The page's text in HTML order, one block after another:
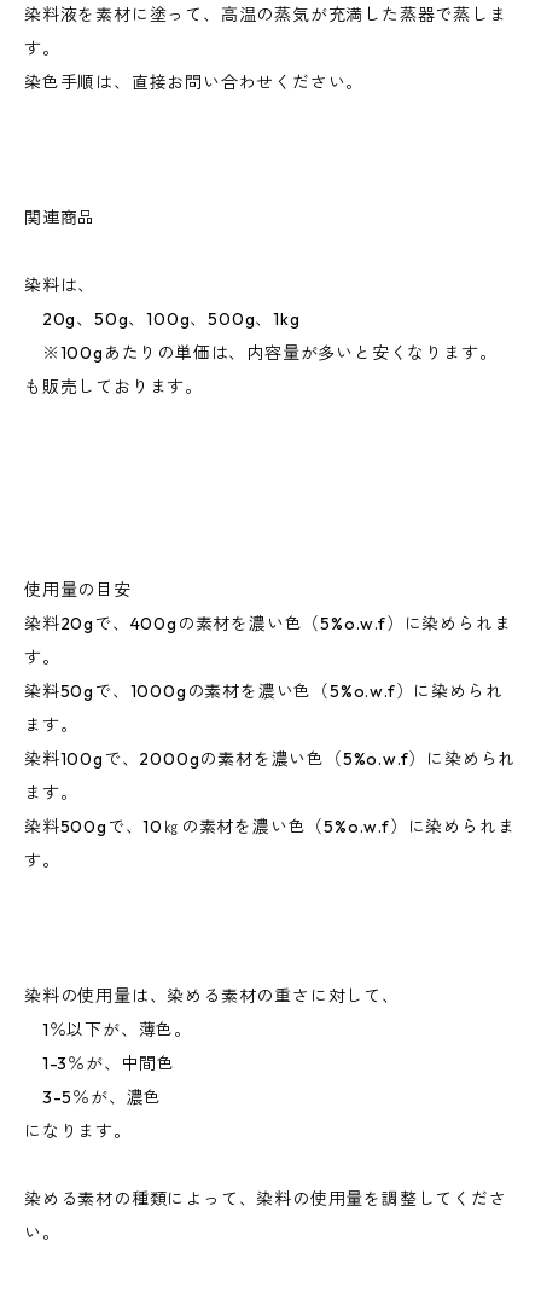
染料液を素材に塗って、高温の蒸気が充満した蒸器で蒸しま
す。
染色手順は、直接お問い合わせください。
関連商品
染料は、
20g、50g、100g、500g、1kg
※100gあたりの単価は、内容量が多いと安くなります。
も販売しております。
使用量の目安
染料20gで、400gの素材を濃い色（5%o.w.f）に染められま
す。
染料50gで、1000gの素材を濃い色（5%o.w.f）に染められ
ます。
染料100gで、2000gの素材を濃い色（5%o.w.f）に染められ
ます。
染料500gで、10㎏の素材を濃い色（5%o.w.f）に染められま
す。
染料の使用量は、染める素材の重さに対して、
1％以下が、薄色。
1-3％が、中間色
3-5％が、濃色
になります。
染める素材の種類によって、染料の使用量を調整してくださ
い。